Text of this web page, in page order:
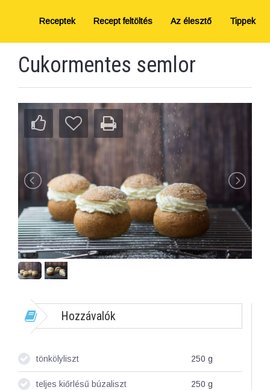
Receptek Recept feltöltés Az élesztő Tippek
Cukormentes semlor
Hozzávalók
tönkölyliszt 250 g
teljes kiőrlésű búzaliszt 250 g